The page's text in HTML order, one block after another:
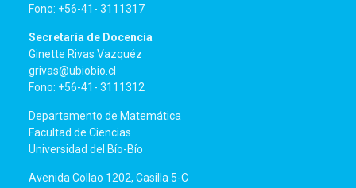
Fono: +56-41- 3111317
Secretaría de Docencia
Ginette Rivas Vazquéz
grivas@ubiobio.cl
Fono: +56-41- 3111312
Departamento de Matemática
Facultad de Ciencias
Universidad del Bío-Bío
Avenida Collao 1202, Casilla 5-C